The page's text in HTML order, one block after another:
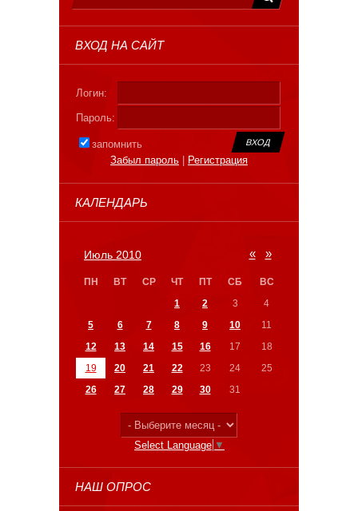
ВХОД НА САЙТ
Логин:
Пароль:
запомнить
Забыл пароль
Регистрация
КАЛЕНДАРЬ
«
Июль 2010 »
ПН ВТ СР ЧТ ПТ СБ
ВС
1
2 3
4
5
6 7 8 9 10
11
12
13 14 15 16 17
18
19
20 21 22 23 24
25
26
27 28 29 30 31
Select Language ▼
НАШ ОПРОС